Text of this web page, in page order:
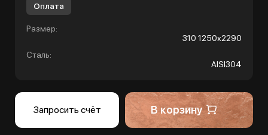
Оплата
Размер:
310 1250х2290
Сталь:
AISI304
Запросить счёт В корзину